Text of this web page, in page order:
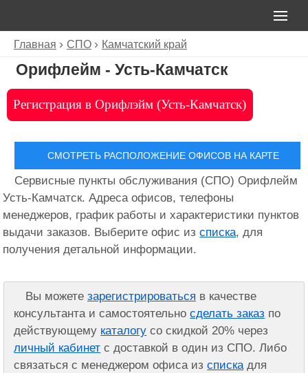
Главная СПО Камчатский край
Орифлейм - Усть-Камчатск
Регистрация в Орифлэйм (Усть-Камчатск)
СМОТРЕТЬ РАСПОЛОЖЕНИЕ ОФИСОВ НА КАРТЕ
Сервисные пункты обслуживания (СПО) Орифлейм
Усть-Камчатск. Адреса офисов, телефоны
менеджеров, график работы и характеристики пунктов
выдачи заказов. Выберите офис изсписка, для
получения детальной информации.
Вы можетезарегистрироваться в качестве
консультанта и самостоятельносделать заказ по
действующему каталогу со скидкой 20% через
личный кабинет с доставкой в один из СПО. Либо
связаться с менеджером офиса изспискадля